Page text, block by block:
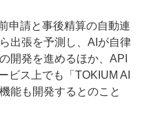
申請と事後精算の自動連
出張を予測し、AIが自律
開発を進めるほか、API
ビス上でも「TOKIUM AI
能も開発するとのこと